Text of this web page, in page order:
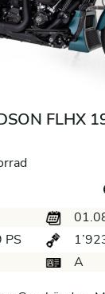
FLHX
PS
A